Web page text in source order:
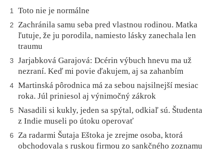
1 Toto nie je normálne
2
Zachránila samu seba pred vlastnou rodinou. Matka
ľutuje, že ju porodila, namiesto lásky zanechala len
traumu
3
Jarjabková Garajová: Dcérin výbuch hnevu ma už
nezraní. Keď mi povie ďakujem, aj sa zahanbím
4 Martinská pôrodnica má za sebou najsilnejší mesiac
roka. Júl priniesol aj výnimočný zákrok
5
Nasadili si kukly, jeden sa spýtal, odkiaľ sú. Študenta
z Indie museli po útoku operovať
6
Za radarmi Šutaja Eštoka je zrejme osoba, ktorá
obchodovala s ruskou firmou zo sankčného zoznamu